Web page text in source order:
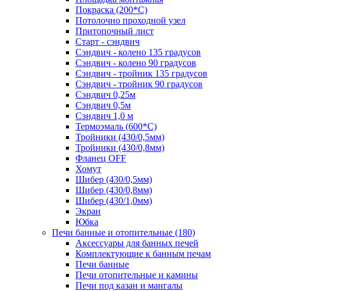
Покраска (200*С)
Потолочно проходной узел
Притопочный лист
Старт - сэндвич
Сэндвич - колено 135 градусов
Сэндвич - колено 90 градусов
Сэндвич - тройник 135 градусов
Сэндвич - тройник 90 градусов
Сэндвич 0,25м
Сэндвич 0,5м
Сэндвич 1,0 м
Термоэмаль (600*С)
Тройники (430/0,5мм)
Тройники (430/0,8мм)
Фланец OFF
Хомут
Шибер (430/0,5мм)
Шибер (430/0,8мм)
Шибер (430/1,0мм)
Экран
Юбка
Печи банные и отопительные (180)
Аксессуары для банных печей
Комплектующие к банным печам
Печи банные
Печи отопительные и камины
Печи под казан и мангалы